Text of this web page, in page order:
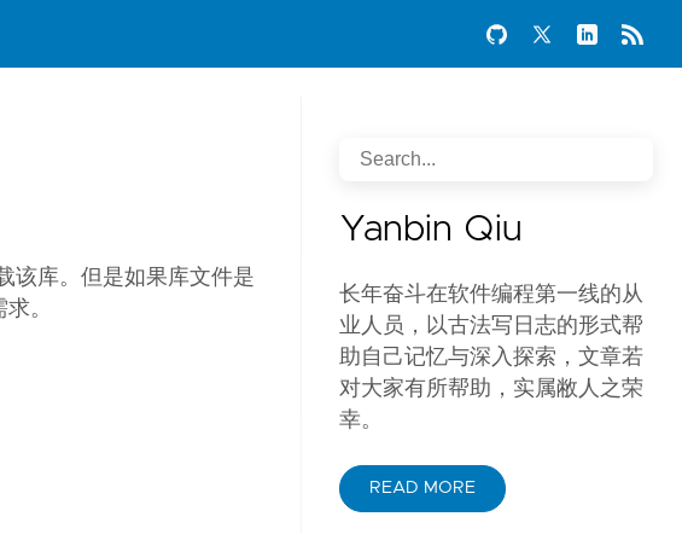
该库。但是如果库文件是
。
Yanbin Qiu
长年奋斗在软件编程第一线的从
业人员，以古法写日志的形式帮
助自己记忆与深入探索，文章若
对大家有所帮助，实属敝人之荣
幸。
READ MORE